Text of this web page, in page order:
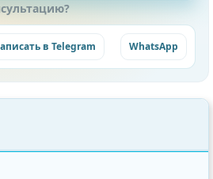
в Telegram WhatsApp